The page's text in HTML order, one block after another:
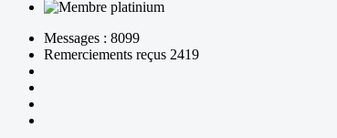
Messages : 8099
Remerciements reçus 2419